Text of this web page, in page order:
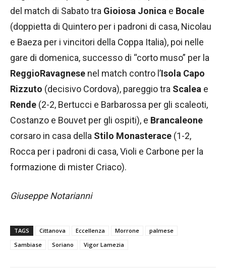
del match di Sabato tra Gioiosa Jonica e Bocale
(doppietta di Quintero per i padroni di casa, Nicolau
e Baeza per i vincitori della Coppa Italia), poi nelle
gare di domenica, successo di “corto muso” per la
ReggioRavagnese nel match contro l’Isola Capo
Rizzuto (decisivo Cordova), pareggio tra Scalea e
Rende (2-2, Bertucci e Barbarossa per gli scaleoti,
Costanzo e Bouvet per gli ospiti), e Brancaleone
corsaro in casa della Stilo Monasterace (1-2,
Rocca per i padroni di casa, Violi e Carbone per la
formazione di mister Criaco).
Giuseppe Notarianni
TAGS Cittanova Eccellenza Morrone
palmese
Sambiase
Soriano Vigor Lamezia